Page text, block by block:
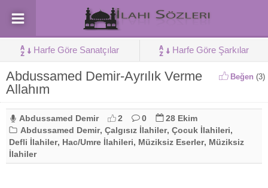
Harfe Göre Sanatçılar Harfe Göre Şarkılar
Abdussamed Demir-Ayrılık Verme
Allahım
Beğen (3)
Abdussamed Demir 2 0
28 Ekim
Abdussamed Demir, Çalgısız İlahiler, Çocuk İlahileri,
Defli İlahiler, Hac/Umre İlahileri, Müziksiz Eserler, Müziksiz
İlahiler